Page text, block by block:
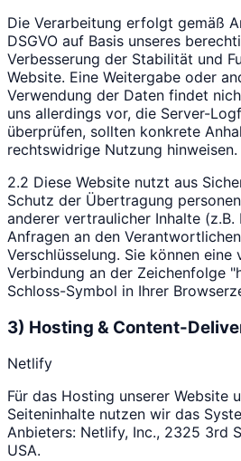
Die Verarbeitung erfolgt gemäß
DSGVO auf Basis unseres
Verbesserung der Stabilität und
Website. Eine Weitergabe oder
Verwendung der Daten findet
uns allerdings vor, die Server-
überprüfen, sollten konkrete
rechtswidrige Nutzung hinweisen.
2.2 Diese Website nutzt aus
Schutz der Übertragung
anderer vertraulicher Inhalte (z.B.
Anfragen an den
Verschlüsselung. Sie können eine
Verbindung an der Zeichenfolge
Schloss-Symbol in Ihrer
3) Hosting & Content-
Netlify
Für das Hosting unserer Website
Seiteninhalte nutzen wir das
Anbieters: Netlify, Inc., 2325 3rd
USA.